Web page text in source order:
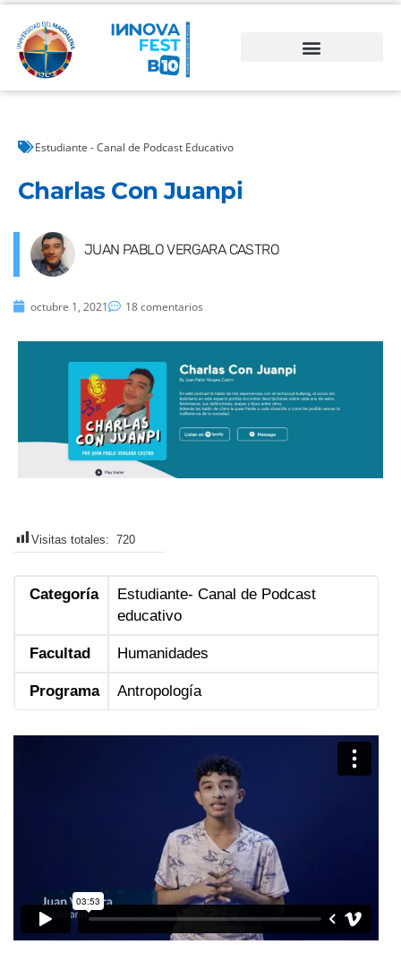
Estudiante - Canal de Podcast Educativo
Charlas Con Juanpi
JUAN PABLO VERGARA CASTRO
octubre 1, 2021 18 comentarios
Visitas totales: 720
Categoría
Estudiante- Canal de Podcast
educativo
Facultad Humanidades
Programa Antropología